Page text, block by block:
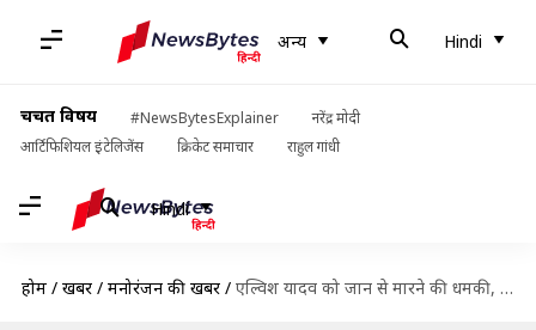
अन्य Hindi
चर्चित विषय #NewsBytesExplainer
नरेंद्र मोदी
आर्टिफिशियल इंटेलिजेंस
क्रिकेट समाचार राहुल गांधी
Hindi
होम / खबरें / मनोरंजन की खबरें / एल्विश यादव को जान से मारने की धमकी, बिश्नोई गैंग के नाम पर मांगे 10 करोड़